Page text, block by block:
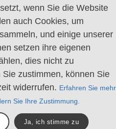
wenn Sie die Website
auch Cookies, um
und einige unserer
setzen ihre eigenen
dies nicht zu
zustimmen, können Sie
widerrufen. Erfahren Sie mehr
Sie Ihre Zustimmung.
Ja, ich stimme zu